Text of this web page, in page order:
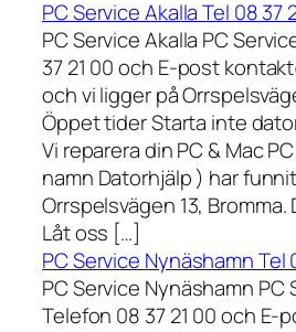
PC Service Akalla Tel 08 37
PC Service Akalla PC
37 21 00 och E-post
och vi ligger på
Öppet tider Starta inte
Vi reparera din PC & Mac
namn Datorhjälp ) har
Orrspelsvägen 13, Bromma.
Låt oss […]
PC Service Nynäshamn Tel
PC Service Nynäshamn PC
Telefon 08 37 21 00 och E-